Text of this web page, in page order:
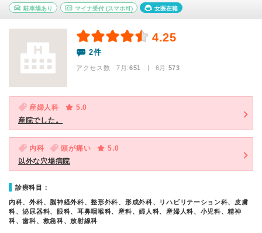
駐車場あり マイナ受付(スマホ可) 女医在籍
4.25
2件
アクセス数 7月:651 | 6月:573
産婦人科
5.0
産院でした。
内科 頭が痛い
5.0
以外な穴場病院
診療科目：
内科、外科、脳神経外科、整形外科、形成外科、リハビリテーション科、皮膚
科、泌尿器科、眼科、耳鼻咽喉科、産科、婦人科、産婦人科、小児科、精神
科、歯科、救急科、放射線科